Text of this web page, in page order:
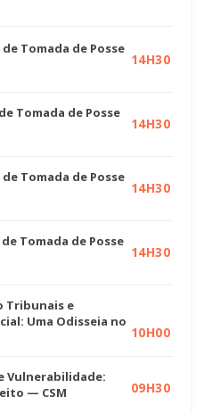
Tomada de Posse
14H30
Tomada de Posse
14H30
Tomada de Posse
14H30
Tomada de Posse
14H30
Tribunais e
Uma Odisseia no
10H00
Vulnerabilidade:
— CSM
09H30